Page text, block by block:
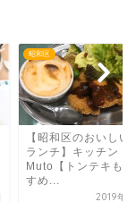
昭和区
【シャンピアポート
スタ屋さん】チェス
ーノ【お得なパスタ
ン...
2019年2